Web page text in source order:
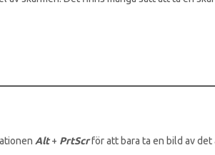
Alt+ PrtScrför att bara ta en bild av